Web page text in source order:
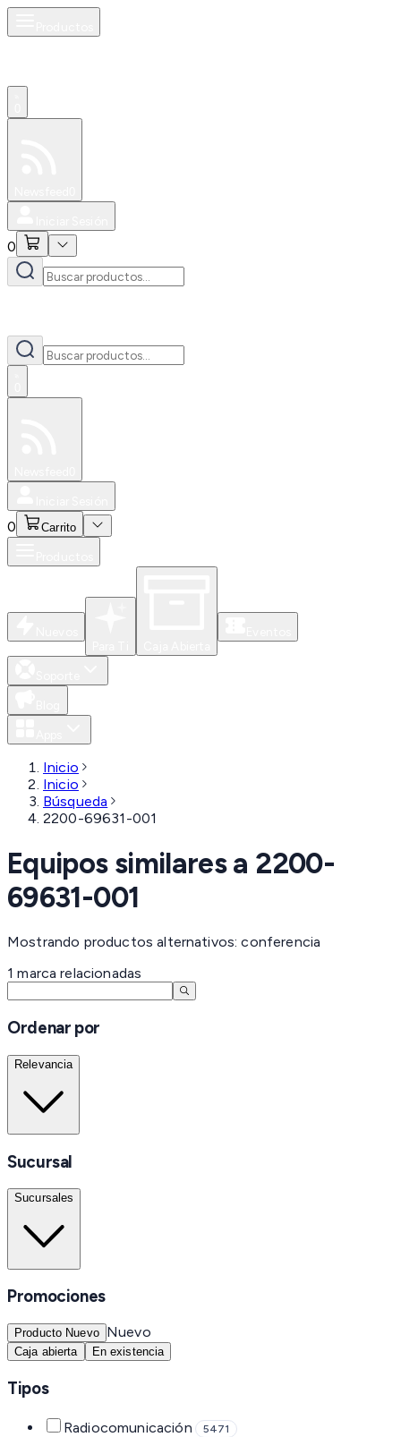
0
0 Carrito
Inicio
Inicio
Búsqueda
2200-69631-001
Equipos similares a 2200-
69631-001
Mostrando productos alternativos: conferencia
1 marca relacionadas
Ordenar por
Relevancia
Sucursal
Sucursales
Promociones
Producto Nuevo Nuevo
Caja abierta En existencia
Tipos
Radiocomunicación 5471